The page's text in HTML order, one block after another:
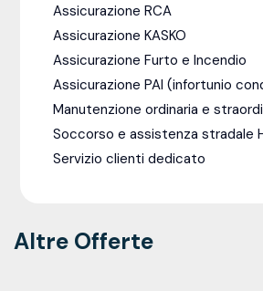
Assicurazione RCA
Assicurazione KASKO
Assicurazione Furto e Incendio
Assicurazione PAI (infortunio
Manutenzione ordinaria e
Soccorso e assistenza stradale
Servizio clienti dedicato
Altre Offerte